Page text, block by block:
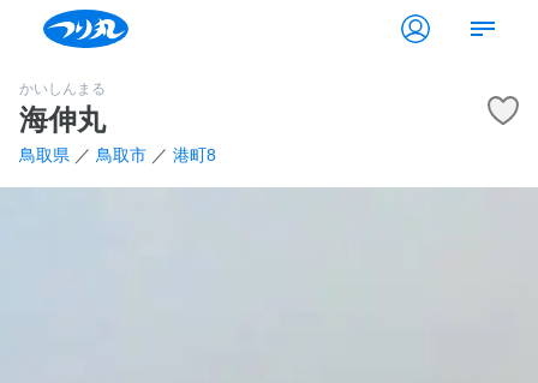
かいしんまる
海伸丸
鳥取県 ／ 鳥取市 ／ 港町8